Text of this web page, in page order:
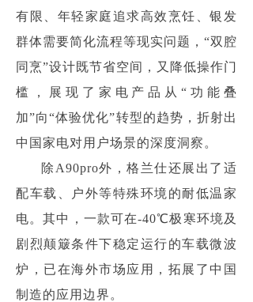
有限、年轻家庭追求高效烹饪、银发
群体需要简化流程等现实问题，“双腔
同烹”设计既节省空间，又降低操作门
槛，展现了家电产品从“功能叠
加”向“体验优化”转型的趋势，折射出
中国家电对用户场景的深度洞察。
除A90pro外，格兰仕还展出了适
配车载、户外等特殊环境的耐低温家
电。其中，一款可在-40℃极寒环境及
剧烈颠簸条件下稳定运行的车载微波
炉，已在海外市场应用，拓展了中国
制造的应用边界。